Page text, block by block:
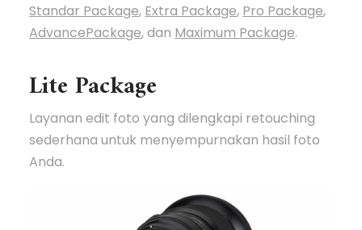
Standar Package, Extra Package, Pro Package,
AdvancePackage, dan Maximum Package.
Lite Package
Layanan edit foto yang dilengkapi retouching
sederhana untuk menyempurnakan hasil foto
Anda.